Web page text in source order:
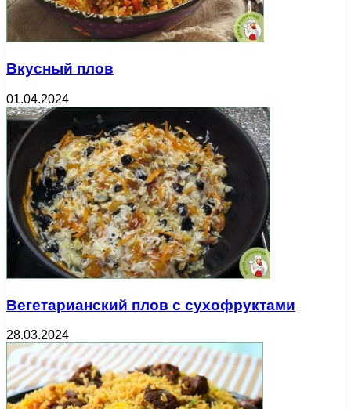
Вкусный плов
01.04.2024
Вегетарианский плов с сухофруктами
28.03.2024